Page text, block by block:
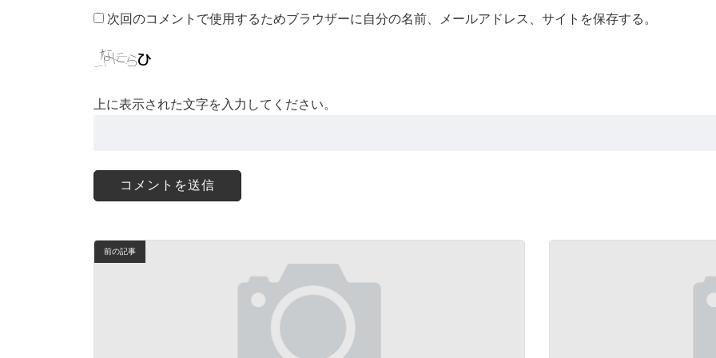
次回のコメントで使用するためブラウザーに自分の名前、メールアドレス、サイトを保存する。
上に表示された文字を入力してください。
前の記事